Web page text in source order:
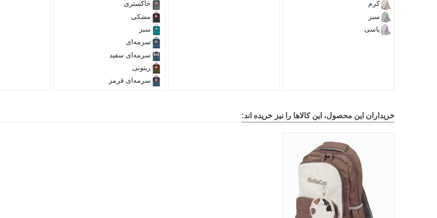
کرم
سبز
یاسی
خاکستری
مشکی
سبز
سرمه‌ای
سرمه‌ای سفید
زیتونی
سرمه‌ای قرمز
خریداران این محصول، این کالاها را نیز خریده اند: